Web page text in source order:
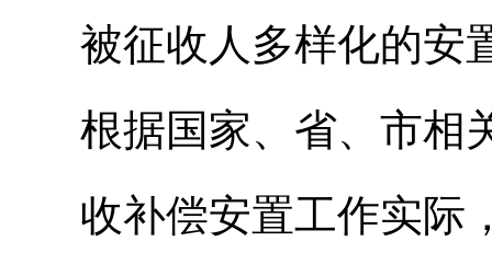
被征收人多样化的安
根据国家、省、市相
收补偿安置工作实际